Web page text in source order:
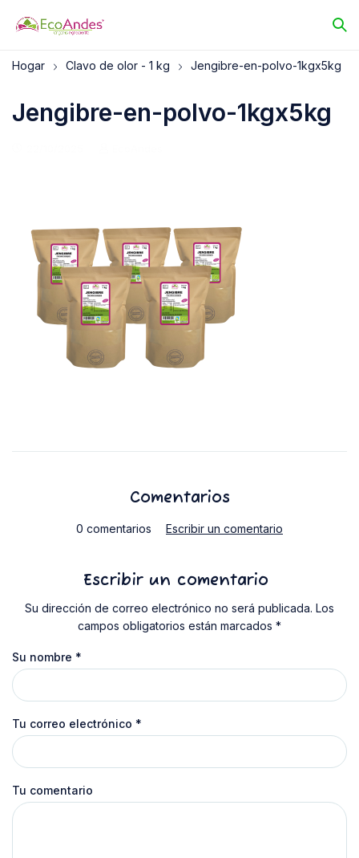
Hogar Clavo de olor - 1 kg Jengibre-en-polvo-1kgx5kg
Jengibre-en-polvo-1kgx5kg
Comentarios
0 comentarios Escribir un comentario
Escribir un comentario
Su dirección de correo electrónico no será publicada. Los
campos obligatorios están marcados *
Su nombre *
Tu correo electrónico *
Tu comentario